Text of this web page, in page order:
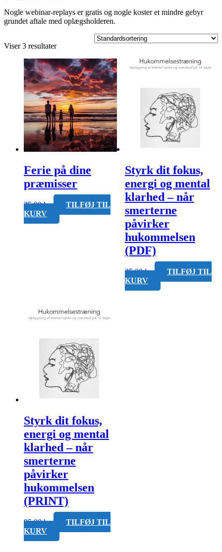
Nogle webinar-replays er gratis og nogle koster et mindre gebyr
grundet aftale med oplægsholderen.
Viser 3 resultater
Ferie på dine
præmisser
25,00kr.
TILFØJ TIL
KURV
Styrk dit fokus,
energi og mental
klarhed – når
smerterne
påvirker
hukommelsen
(PDF)
25,00kr.
TILFØJ TIL
KURV
Styrk dit fokus,
energi og mental
klarhed – når
smerterne
påvirker
hukommelsen
(PRINT)
85,00kr.
TILFØJ TIL
KURV